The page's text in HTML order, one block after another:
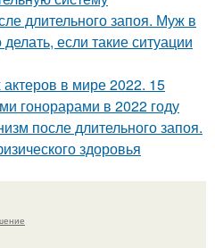
длительного запоя. Муж в
если такие ситуации
в мире 2022. 15
гонорарами в 2022 году
после длительного запоя.
здоровья